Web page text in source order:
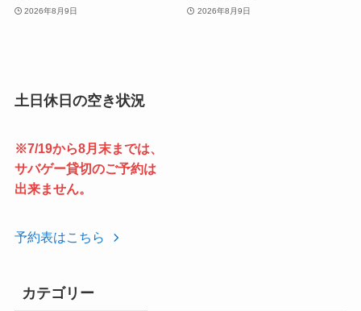
2026年8月9日 2026年8月9日
土日休日の空き状況
※7/19から8月末までは、
サバゲー貸切のご予約は
出来ません。
予約表はこちら
カテゴリー